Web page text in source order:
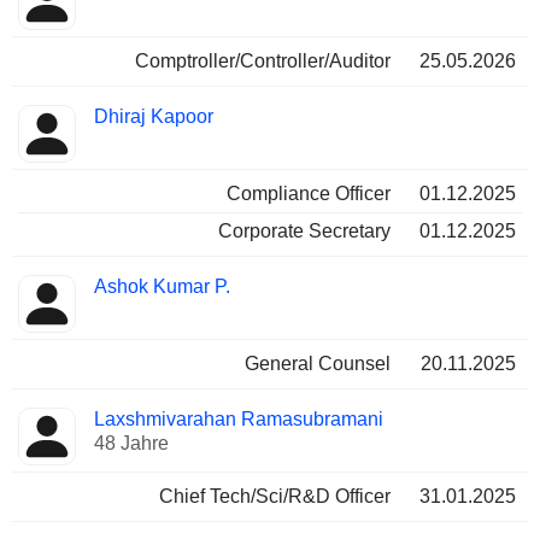
Comptroller/Controller/Auditor 25.05.2026
Dhiraj Kapoor
Compliance Officer
01.12.2025
Corporate Secretary
01.12.2025
Ashok Kumar P.
General Counsel 20.11.2025
Laxshmivarahan Ramasubramani
48 Jahre
Chief Tech/Sci/R&D Officer 31.01.2025